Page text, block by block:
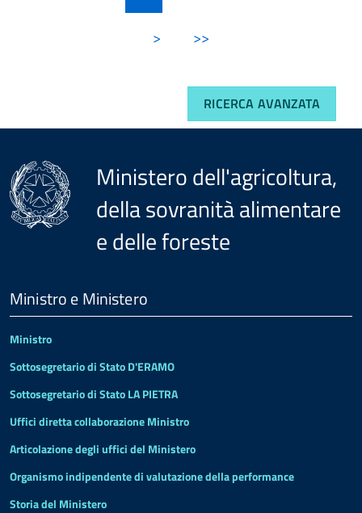
> >>
RICERCA AVANZATA
Ministero dell'agricoltura,
della sovranità alimentare
e delle foreste
Footer
Ministro e Ministero
Ministro
Sottosegretario di Stato D'ERAMO
Sottosegretario di Stato LA PIETRA
Uffici diretta collaborazione Ministro
Articolazione degli uffici del Ministero
Organismo indipendente di valutazione della performance
Storia del Ministero